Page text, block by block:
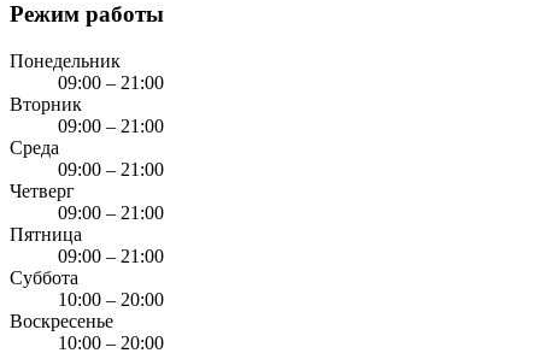
Режим работы
Понедельник
09:00 – 21:00
Вторник
09:00 – 21:00
Среда
09:00 – 21:00
Четверг
09:00 – 21:00
Пятница
09:00 – 21:00
Суббота
10:00 – 20:00
Воскресенье
10:00 – 20:00